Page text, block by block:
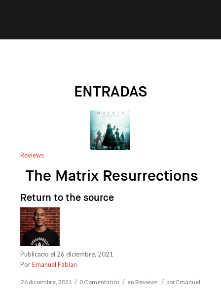
ENTRADAS
Reviews
The Matrix Resurrections
Return to the source
Publicado el 26 diciembre, 2021
PorEmanuel Fabian
26 diciembre, 2021 / 0 Comentarios / en Reviews / por Emanuel